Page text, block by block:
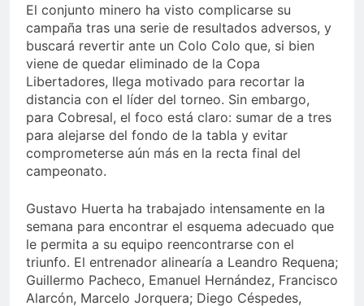
El conjunto minero ha visto complicarse su
campaña tras una serie de resultados adversos, y
buscará revertir ante un Colo Colo que, si bien
viene de quedar eliminado de la Copa
Libertadores, llega motivado para recortar la
distancia con el líder del torneo. Sin embargo,
para Cobresal, el foco está claro: sumar de a tres
para alejarse del fondo de la tabla y evitar
comprometerse aún más en la recta final del
campeonato.
Gustavo Huerta ha trabajado intensamente en la
semana para encontrar el esquema adecuado que
le permita a su equipo reencontrarse con el
triunfo. El entrenador alinearía a Leandro Requena;
Guillermo Pacheco, Emanuel Hernández, Francisco
Alarcón, Marcelo Jorquera; Diego Céspedes,